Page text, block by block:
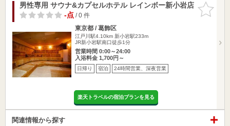
お気に入
りに追加
男性専用 サウナ&カプセルホテル レインボー新小岩店
-点/ 0 件
東京都 / 葛飾区
江戸川駅4.10km 新小岩駅233m
JR新小岩駅南口徒歩1分
営業時間 0:00～24:00
入浴料金 1,700円～
日帰り 宿泊 24時間営業、深夜営業
楽天トラベルの宿泊プランを見る
関連情報から探す